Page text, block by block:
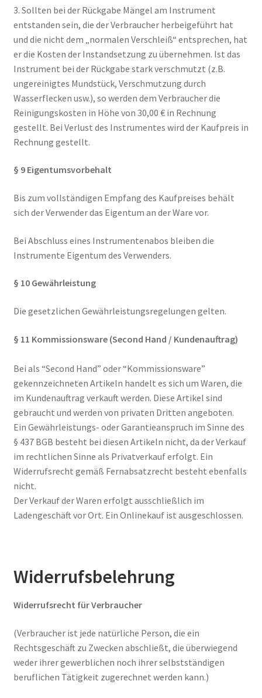
3. Sollten bei der Rückgabe Mängel am Instrument
entstanden sein, die der Verbraucher herbeigeführt hat
und die nicht dem „normalen Verschleiß“ entsprechen, hat
er die Kosten der Instandsetzung zu übernehmen. Ist das
Instrument bei der Rückgabe stark verschmutzt (z.B.
ungereinigtes Mundstück, Verschmutzung durch
Wasserflecken usw.), so werden dem Verbraucher die
Reinigungskosten in Höhe von 30,00 € in Rechnung
gestellt. Bei Verlust des Instrumentes wird der Kaufpreis in
Rechnung gestellt.
§ 9 Eigentumsvorbehalt
Bis zum vollständigen Empfang des Kaufpreises behält
sich der Verwender das Eigentum an der Ware vor.
Bei Abschluss eines Instrumentenabos bleiben die
Instrumente Eigentum des Verwenders.
§ 10 Gewährleistung
Die gesetzlichen Gewährleistungsregelungen gelten.
§ 11 Kommissionsware (Second Hand / Kundenauftrag)
Bei als “Second Hand” oder “Kommissionsware”
gekennzeichneten Artikeln handelt es sich um Waren, die
im Kundenauftrag verkauft werden. Diese Artikel sind
gebraucht und werden von privaten Dritten angeboten.
Ein Gewährleistungs- oder Garantieanspruch im Sinne des
§ 437 BGB besteht bei diesen Artikeln nicht, da der Verkauf
im rechtlichen Sinne als Privatverkauf erfolgt. Ein
Widerrufsrecht gemäß Fernabsatzrecht besteht ebenfalls
nicht.
Der Verkauf der Waren erfolgt ausschließlich im
Ladengeschäft vor Ort. Ein Onlinekauf ist ausgeschlossen.
Widerrufsbelehrung
Widerrufsrecht für Verbraucher
(Verbraucher ist jede natürliche Person, die ein
Rechtsgeschäft zu Zwecken abschließt, die überwiegend
weder ihrer gewerblichen noch ihrer selbstständigen
beruflichen Tätigkeit zugerechnet werden kann.)